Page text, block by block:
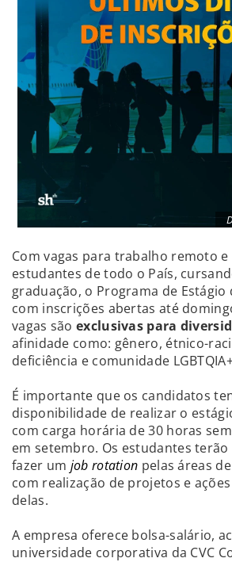
Com vagas para trabalho remoto
estudantes de todo o País,
graduação, o Programa de Estágio
com inscrições abertas até
vagas sãoexclusivas para
afinidade como: gênero, étnico-
deficiência e comunidade
É importante que os candidatos
disponibilidade de realizar o
com carga horária de 30 horas
em setembro. Os estudantes
fazer um job rotation pelas áreas
com realização de projetos e
delas.
A empresa oferece bolsa-salário,
universidade corporativa da CVC